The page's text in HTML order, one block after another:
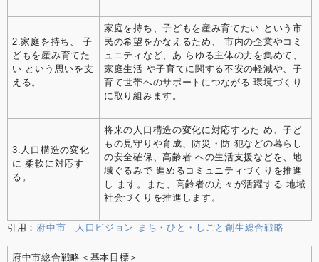
2.家庭を持ち、 ⼦
どもを産み育てた
い という思いを⽀
える。
家庭を持ち、子どもを産み育てたい という市
民の希望をかなえるため、 市内の企業やコミ
ュニティなど、あ らゆる主体の力を集めて、
家庭生活 や子育てに関する不安の軽減や、子
育て世帯へのサポートにつながる 環境づくり
に取り組みます。
3.⼈⼝構造の変化
に 柔軟に対応す
る。
将来の人口構造の変化に対応するた め、子ど
もの見守りや育成、防災・防 犯などの暮らし
の安全確保、高齢者 への生活支援などを、地
域ぐるみで 進めるコミュニティづくりを推進
し ます。また、高齢者の方々が活躍する 地域
社会づくりを推進します。
引用： 府中市 ⼈⼝ビジョン まち・ひと・しごと創⽣総合戦略
府中市総合戦略＜基本目標＞